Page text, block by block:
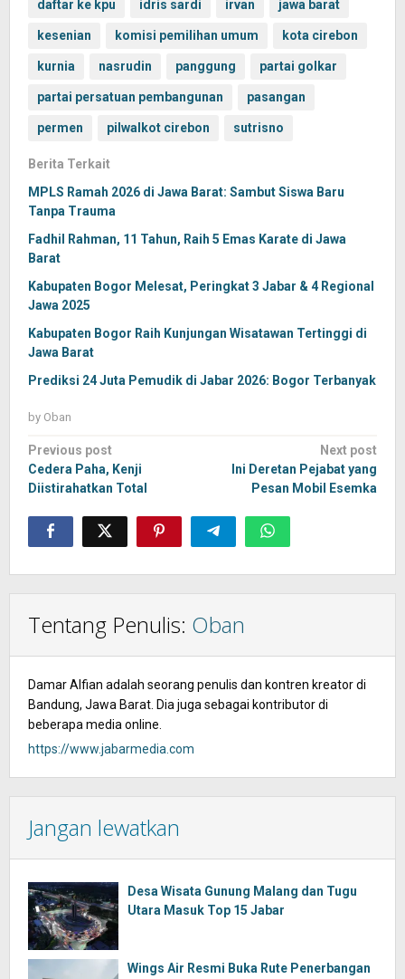
daftar ke kpu idris sardi irvan jawa barat
kesenian komisi pemilihan umum kota cirebon
kurnia nasrudin panggung partai golkar
partai persatuan pembangunan pasangan
permen pilwalkot cirebon sutrisno
Berita Terkait
MPLS Ramah 2026 di Jawa Barat: Sambut Siswa Baru
Tanpa Trauma
Fadhil Rahman, 11 Tahun, Raih 5 Emas Karate di Jawa
Barat
Kabupaten Bogor Melesat, Peringkat 3 Jabar & 4 Regional
Jawa 2025
Kabupaten Bogor Raih Kunjungan Wisatawan Tertinggi di
Jawa Barat
Prediksi 24 Juta Pemudik di Jabar 2026: Bogor Terbanyak
by Oban
Post
navigation
Previous post
Cedera Paha, Kenji
Diistirahatkan Total
Next post
Ini Deretan Pejabat yang
Pesan Mobil Esemka
Tentang Penulis: Oban
Damar Alfian adalah seorang penulis dan kontren kreator di
Bandung, Jawa Barat. Dia juga sebagai kontributor di
beberapa media online.
https://www.jabarmedia.com
Jangan lewatkan
Desa Wisata Gunung Malang dan Tugu
Utara Masuk Top 15 Jabar
Wings Air Resmi Buka Rute Penerbangan